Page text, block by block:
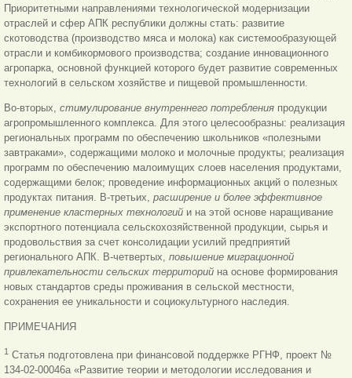
Приоритетными направлениями технологической модернизации
отраслей и сфер АПК республики должны стать: развитие
скотоводства (производство мяса и молока) как системообразующей
отрасли и комбикормового производства; создание инновационного
агропарка, основной функцией которого будет развитие современных
технологий в сельском хозяйстве и пищевой промышленности.
Во-вторых, стимулирование внутреннего потребления продукции
агропромышленного комплекса. Для этого целесообразны: реализация
региональных программ по обеспечению школьников «полезными
завтраками», содержащими молоко и молочные продукты; реализация
программ по обеспечению малоимущих слоев населения продуктами,
содержащими белок; проведение информационных акций о полезных
продуктах питания. В-третьих, расширение и более эффективное
применение кластерных технологий и на этой основе наращивание
экспортного потенциала сельскохозяйственной продукции, сырья и
продовольствия за счет консолидации усилий предприятий
регионального АПК. В-четвертых, повышение миграционной
привлекательности сельских территорий на основе формирования
новых стандартов среды проживания в сельской местности,
сохранения ее уникальности и социокультурного наследия.
ПРИМЕЧАНИЯ
1 Статья подготовлена при финансовой поддержке РГНФ, проект №
134-02-00046а «Развитие теории и методологии исследования и